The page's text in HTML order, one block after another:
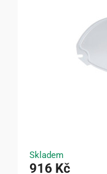
Skladem
916 Kč